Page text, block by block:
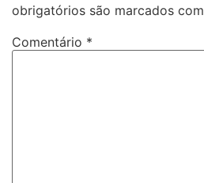
obrigatórios são marcados com
Comentário *